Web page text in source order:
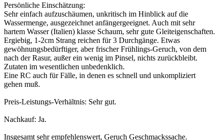
Persönliche Einschätzung:
Sehr einfach aufzuschäumen, unkritisch im Hinblick auf die
Wassermenge, ausgezeichnet anfängergeeignet. Auch mit sehr
hartem Wasser (Italien) klasse Schaum, sehr gute Gleiteigenschaften.
Ergiebig, 1-2cm Strang reichen für 3 Durchgänge. Etwas
gewöhnungsbedürftiger, aber frischer Frühlings-Geruch, von dem
nach der Rasur, außer ein wenig im Pinsel, nichts zurückbleibt.
Zutaten im wesentlichen unbedenklich.
Eine RC auch für Fälle, in denen es schnell und unkompliziert
gehen muß.
Preis-Leistungs-Verhältnis: Sehr gut.
Nachkauf: Ja.
Insgesamt sehr empfehlenswert, Geruch Geschmackssache.